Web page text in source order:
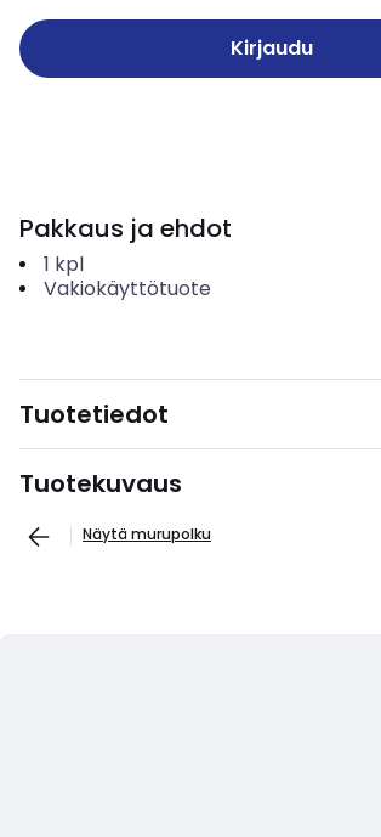
Kirjaudu
Pakkaus ja ehdot
1 kpl
Vakiokäyttötuote
Tuotetiedot
Tuotekuvaus
Näytä murupolku